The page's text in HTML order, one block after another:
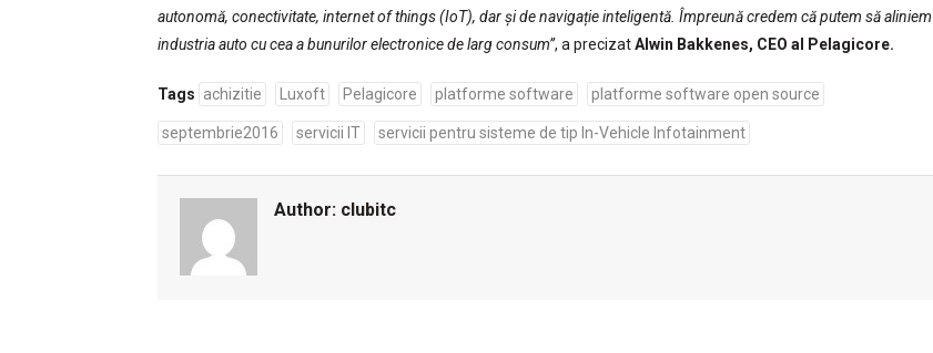
autonomă, conectivitate, internet of things (IoT), dar și de navigație inteligentă. Împreună credem că putem să aliniem
industria auto cu cea a bunurilor electronice de larg consum”, a precizatAlwin Bakkenes, CEO al Pelagicore.
Tags achizitie Luxoft Pelagicore platforme software platforme software open source
septembrie2016 servicii IT servicii pentru sisteme de tip In-Vehicle Infotainment
Author: clubitc